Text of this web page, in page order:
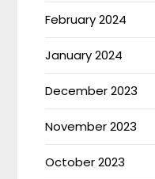
February 2024
January 2024
December 2023
November 2023
October 2023